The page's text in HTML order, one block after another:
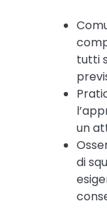
tutti
un
di